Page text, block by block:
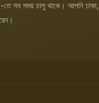
তে সব সময় চালু থাকে। আপনি ঢাকা,